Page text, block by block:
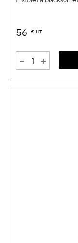
56 € HT
- +